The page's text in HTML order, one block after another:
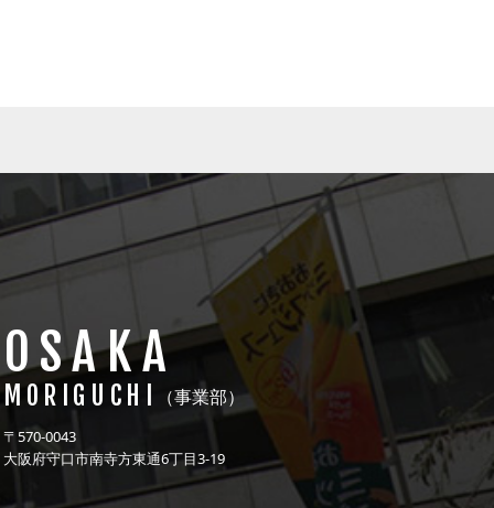
OSAKA
MORIGUCHI （事業部）
〒570-0043
大阪府守口市南寺方東通6丁目3-19